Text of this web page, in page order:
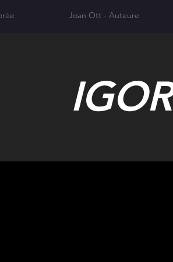
Joan Ott - Auteure
IGOR